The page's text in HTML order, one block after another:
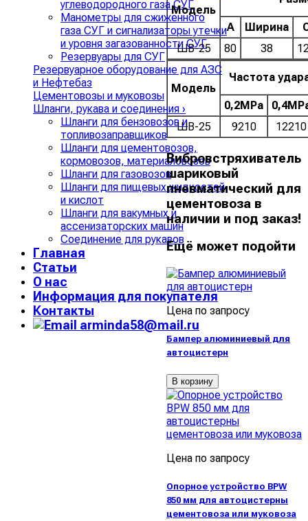
углеводородного газа СУГ
Манометры для сжиженного
газа СУГ и сигнализаторы утечки
и уровня загазованности СУГ
Резервуары для СУГ
Резервуарное оборудование для АЗС
и Нефтебаз
Цементовозы и муковозы
Шланги, рукава и соединения ›
Шланги для бензовозов и
топливозаправщиков
Шланги для цементовозов,
кормовозов, материаловозов
Шланги для газовозов
Шланги для пищевых жидкостей
и кислот
Шланги для вакумных и
ассенизаторских машин
Соединение для рукавов
Главная
Статьи
О нас
Информация для покупателя
Контакты
arminda58@mail.ru
Модель
A Ширина
ШВ-25
80 38
Модель
Частота
0,2MPa
ШВ-25
9210 12210
Вибровстряхиватель
шариковый
пневматический для
цементовоза в
наличии и под заказ!
Ещё может подойти
Цена по запросу
Бампер алюминиевый для
автоцистерн
В корзину
Цена по запросу
Опорное устройство BPW
850 мм для автоцистерны
цементовоза или муковоза